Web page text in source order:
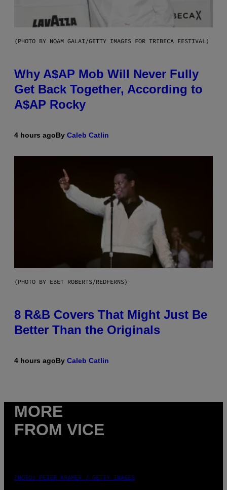
(PHOTO BY NOAM GALAI/GETTY IMAGES FOR TRIBECA FESTIVAL)
Why A$AP Mob Will Never Fully
Get Back Together, According to
A$AP Rocky
4 hours agoBy Caleb Catlin
(PHOTO BY EBET ROBERTS/REDFERNS)
8 R&B Covers That Might Just Be
Better Than the Originals
4 hours agoBy Caleb Catlin
MORE
FROM VICE
PHOTO: PETER KRAMER / GETTY IMAGES